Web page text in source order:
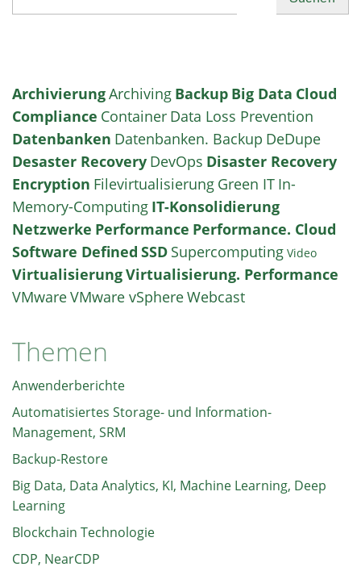
ArchivierungArchiving Backup Big Data Cloud
Compliance Container Data Loss Prevention
Datenbanken Datenbanken. Backup DeDupe
Desaster Recovery DevOps Disaster Recovery
Encryption Filevirtualisierung Green IT In-
Memory-Computing IT-Konsolidierung
Netzwerke Performance Performance. Cloud
Software Defined SSD Supercomputing Video
VirtualisierungVirtualisierung. Performance
VMwareVMware vSphereWebcast
Themen
Anwenderberichte
Automatisiertes Storage- und Information-
Management, SRM
Backup-Restore
Big Data, Data Analytics, KI, Machine Learning, Deep
Learning
Blockchain Technologie
CDP, NearCDP